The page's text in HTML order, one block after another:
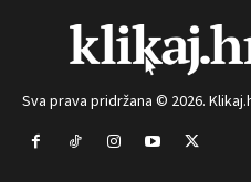
Sva prava pridržana © 2026.